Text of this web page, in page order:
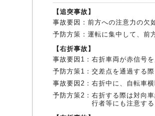
風水雪災等による損害を補償する損害
損害保険お役立ち情報
交通事故医療研究助成
会員各社ニュースリリース
協会からのお知らせ
協会各地の活動
自然災害損保契約のご照会
他の紛争解決機関等
【追突事故】
事故要因： 前方への注意力の欠
予防方策： 運転に集中して、前
【右折事故】
事故要因1： 右折車両が赤信号
予防方策1： 交差点を通過する
事故要因2： 右折中に、自転車
予防方策2： 右折する際は対向
行者等にも注意する